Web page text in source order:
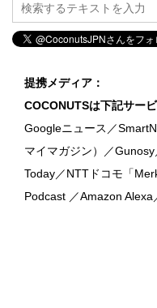
提携メディア：
COCONUTSは下記サー
Googleニュース／
マイマガジン）／
Today／NTTドコモ「
Podcast ／Amazon